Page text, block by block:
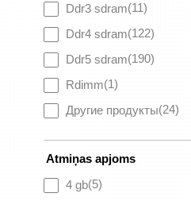
Ddr3 sdram(11)
Ddr4 sdram(122)
Ddr5 sdram(190)
Rdimm(1)
Другие продукты(24)
Atmiņas apjoms
4 gb(5)